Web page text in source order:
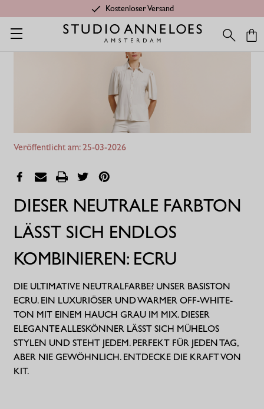
Kostenloser Versand
Home Dieser neutrale Farbton lässt sich endlos kombinieren:
Veröffentlicht am: 25-03-2026
DIESER NEUTRALE FARBTON
LÄSST SICH ENDLOS
KOMBINIEREN: ECRU
DIE ULTIMATIVE NEUTRALFARBE? UNSER BASISTON
ECRU. EIN LUXURIÖSER UND WARMER OFF-WHITE-
TON MIT EINEM HAUCH GRAU IM MIX. DIESER
ELEGANTE ALLESKÖNNER LÄSST SICH MÜHELOS
STYLEN UND STEHT JEDEM. PERFEKT FÜR JEDEN TAG,
ABER NIE GEWÖHNLICH. ENTDECKE DIE KRAFT VON
KIT.